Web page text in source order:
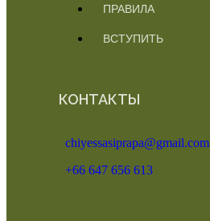
ПРАВИЛА
ВСТУПИТЬ
КОНТАКТЫ
chiyessasiprapa@gmail.com
+66 647 656 613